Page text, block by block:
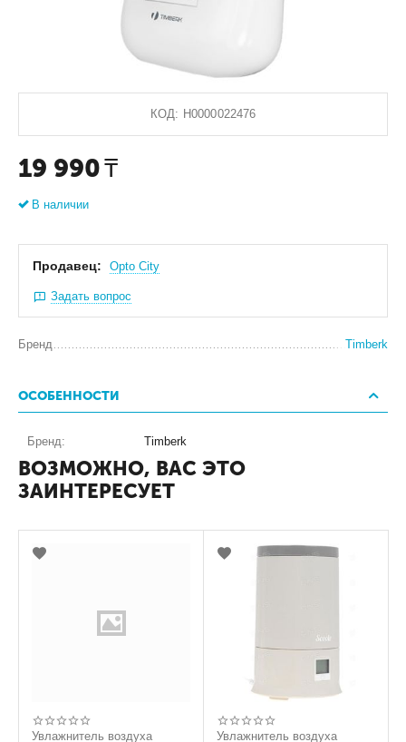
КОД: Н0000022476
19 990 ₸
В наличии
Продавец: Оpto City
Задать вопрос
Бренд Timberk
ОСОБЕННОСТИ
Бренд: Timberk
ВОЗМОЖНО, ВАС ЭТО
ЗАИНТЕРЕСУЕТ
Увлажнитель воздуха Увлажнитель воздуха